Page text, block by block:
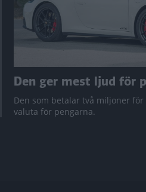
Den ger mest ljud för
Den som betalar två miljoner för
valuta för pengarna.